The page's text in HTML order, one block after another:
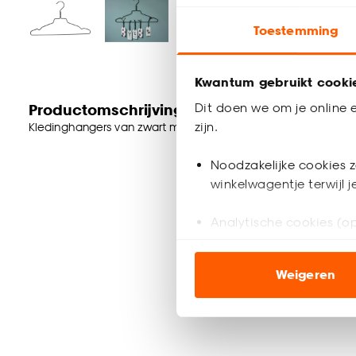
Toestemming
Kwantum gebruikt
Dit doen we om je online
zijn.
Noodzakelijke cookies
winkelwagentje terwijl
Analytische cookies
ook buiten de
Klik op ‘Ja, alles
noodzakelijke cookies
Weigeren
Productomschrijving
Kledinghangers van zwart metaal. 5 stuks. 24x43x2 cm (lxbxh).